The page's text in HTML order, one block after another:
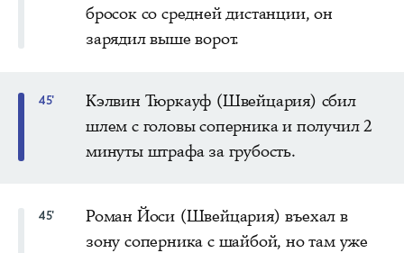
бросок со средней дистанции, он
зарядил выше ворот.
45'
Кэлвин Тюркауф (Швейцария) сбил
шлем с головы соперника и получил 2
минуты штрафа за грубость.
45'
Роман Йоси (Швейцария) въехал в
зону соперника с шайбой, но там уже